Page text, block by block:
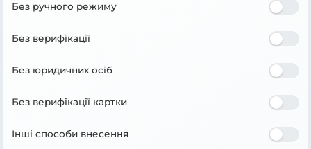
Без ручного режиму
Без верифікації
Без юридичних осіб
Без верифікації картки
Інші способи внесення